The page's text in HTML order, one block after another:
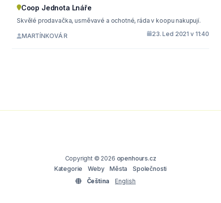
Coop Jednota Lnáře
Skvělé prodavačka, usměvavé a ochotné, ráda v koopu nakupují.
MARTÍNKOVÁ R 23. Led 2021 v 11:40
Copyright © 2026 openhours.cz
Kategorie
Weby Města
Společnosti
Čeština
English